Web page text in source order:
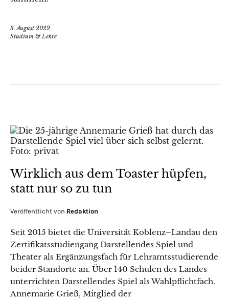
3. August 2022
Studium & Lehre
Wirklich aus dem Toaster hüpfen,
statt nur so zu tun
Veröffentlicht von Redaktion
Seit 2015 bietet die Universität Koblenz–Landau den
Zertifikatsstudiengang Darstellendes Spiel und
Theater als Ergänzungsfach für Lehramtsstudierende
beider Standorte an. Über 140 Schulen des Landes
unterrichten Darstellendes Spiel als Wahlpflichtfach.
Annemarie Grieß, Mitglied der